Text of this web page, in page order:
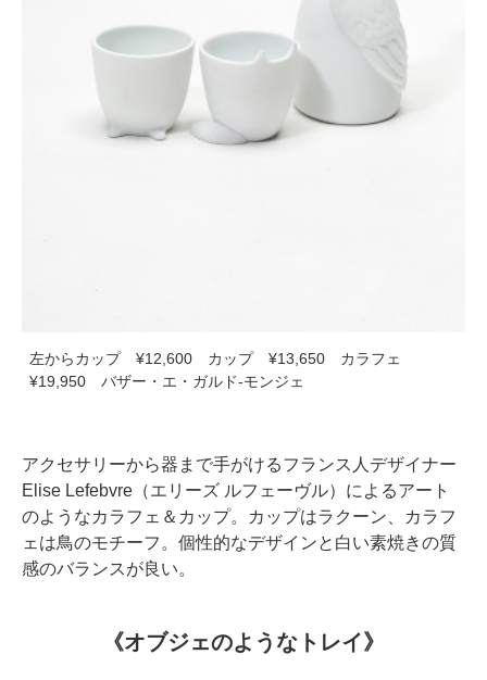
左からカップ ¥12,600 カップ ¥13,650 カラフェ
¥19,950 バザー・エ・ガルド‐モンジェ
アクセサリーから器まで手がけるフランス人デザイナー
Elise Lefebvre（エリーズ ルフェーヴル）によるアート
のようなカラフェ＆カップ。カップはラクーン、カラフ
ェは鳥のモチーフ。個性的なデザインと白い素焼きの質
感のバランスが良い。
《オブジェのようなトレイ》